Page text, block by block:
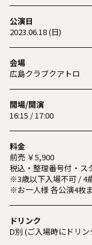
公演日
2023.06.18 (日)
会場
広島クラブクアトロ
開場/開演
16:15 / 17:00
料金
前売 ￥5,900
税込・整理番号付・ス
※3歳以下入場不可 / 4
※お一人様 各公演4枚
ドリンク
D別 (ご入場時にドリ